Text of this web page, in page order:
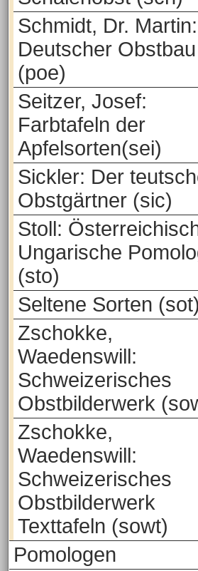
Schmidt, Dr. Martin:
Deutscher Obstbau
(poe)
Seitzer, Josef:
Farbtafeln der
Apfelsorten(sei)
Sickler: Der
Obstgärtner (sic)
Stoll:
Ungarische
(sto)
Seltene Sorten (sot)
Zschokke,
Waedenswill:
Schweizerisches
Obstbilderwerk
Zschokke,
Waedenswill:
Schweizerisches
Obstbilderwerk
Texttafeln (sowt)
Pomologen